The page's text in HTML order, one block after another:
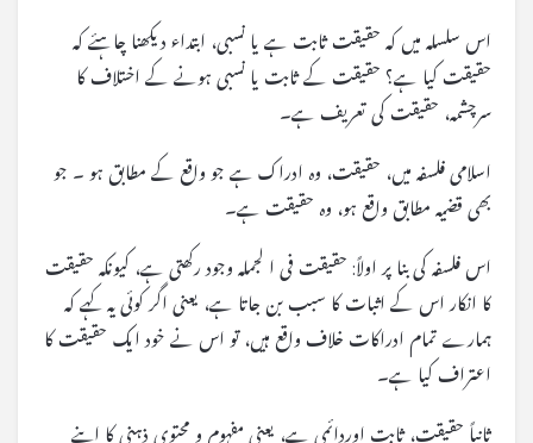
اس سلسلہ میں کہ حقیقت ثابت ہے یا نسبی، ابتداء دیکھنا چاہئے کہ
حقیقت کیا ہے؟ حقیقت کے ثابت یا نسبی ہونے کے اختلاف کا
سرچشمہ، حقیقت کی تعریف ہے۔
اسلامی فلسفہ میں، حقیقت، وہ ادراک ہے جو واقع کے مطابق ہو ۔ جو
بھی قضیہ مطابق واقع ہو، وہ حقیقت ہے۔
اس فلسفہ کی بنا پر اولاً: حقیقت فی ا لجملہ وجود رکھتی ہے، کیونکہ حقیقت
کا انکار اس کے اثبات کا سبب بن جاتا ہے، یعنی اگر کوئی یہ کہے کہ
ہمارے تمام ادراکات خلاف واقع ہیں، تو اس نے خود ایک حقیقت کا
اعتراف کیا ہے۔
ثانیاً حقیقت، ثابت اوردائمی ہے، یعنی مفہوم و محتوی ذہنی کا اپنے